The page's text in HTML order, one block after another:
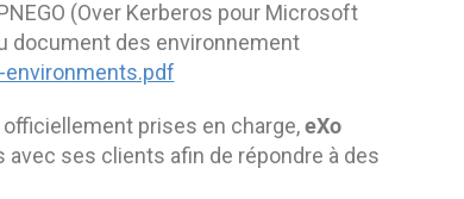
(Over Kerberos pour Microsoft
document des environnement
prises en charge,eXo
ses clients afin de répondre à des